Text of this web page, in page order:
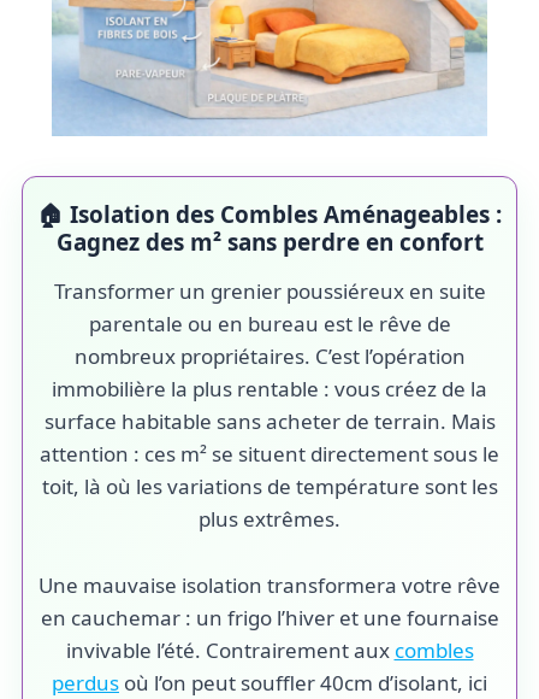
🏠 Isolation des Combles Aménageables :
Gagnez des m² sans perdre en confort
Transformer un grenier poussiéreux en suite
parentale ou en bureau est le rêve de
nombreux propriétaires. C’est l’opération
immobilière la plus rentable : vous créez de la
surface habitable sans acheter de terrain. Mais
attention : ces m² se situent directement sous le
toit, là où les variations de température sont les
plus extrêmes.
Une mauvaise isolation transformera votre rêve
en cauchemar : un frigo l’hiver et une fournaise
invivable l’été. Contrairement aux combles
perdus où l’on peut souffler 40cm d’isolant, ici